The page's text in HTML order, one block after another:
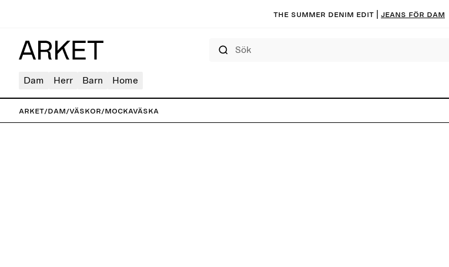
The summer denim edit | Jeans för dam
Dam Herr Barn Home
ARKET/Dam/Väskor/Mockaväska